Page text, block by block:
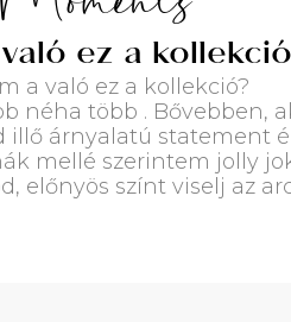
ez a
a való ez a kollekció?
néha több . Bővebben,
illő árnyalatú statement
mellé szerintem jolly
előnyös színt viselj az